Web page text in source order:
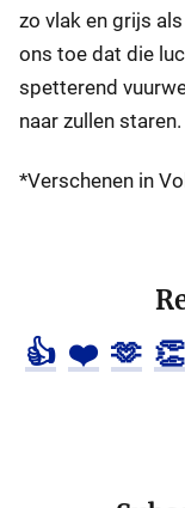
zo vlak en grijs
ons toe dat die
spetterend
naar zullen staren.
*Verschenen in
👍 ❤️ 🫶 👏